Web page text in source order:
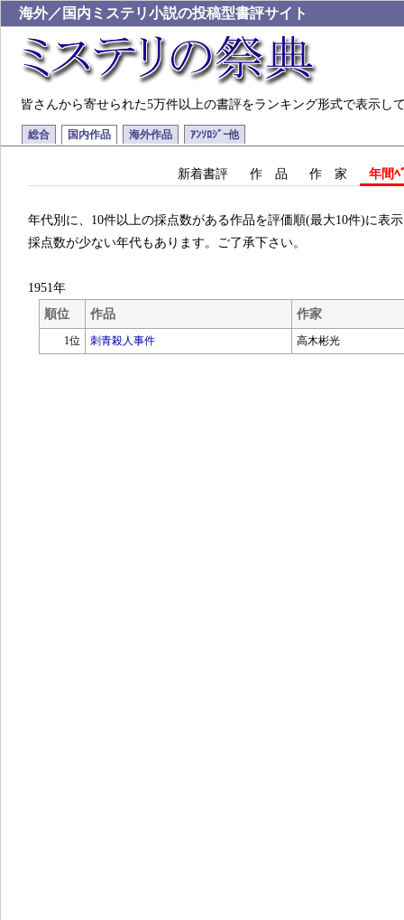
海外／国内ミステリ小説の投稿型書評サイト
皆さんから寄せられた5万件以上の書評をランキング形式で表示し
総合 国内作品 海外作品 ｱﾝｿﾛｼﾞｰ他
新着書評 作 品 作 家 年間ﾍ
年代別に、10件以上の採点数がある作品を評価順(最大10件)に表
採点数が少ない年代もあります。ご了承下さい。
1951年
順位
作品 作家
1位 刺青殺人事件 高木彬光